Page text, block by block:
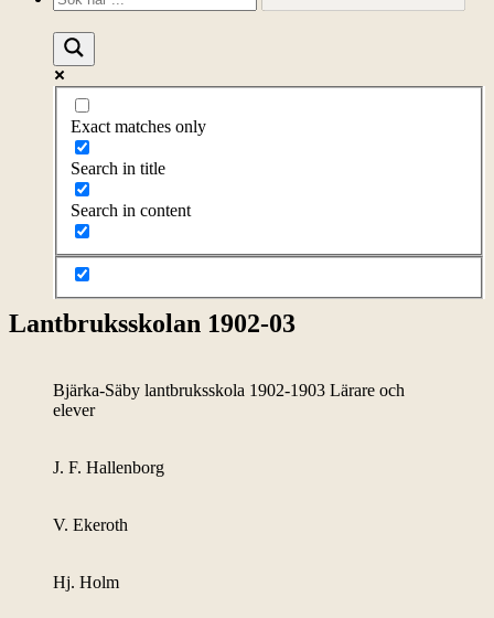
Exact matches only
Search in title
Search in content
Lantbruksskolan 1902-03
Bjärka-Säby lantbruksskola 1902-1903 Lärare och
elever
J. F. Hallenborg
V. Ekeroth
Hj. Holm